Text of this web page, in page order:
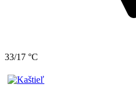
33/17 °C